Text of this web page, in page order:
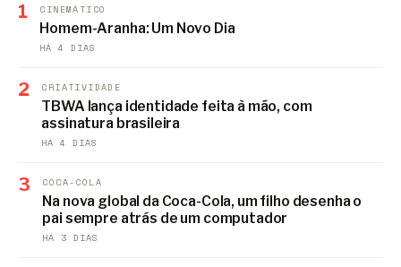
1 CINEMÁTICO
Homem-Aranha: Um Novo Dia
HÁ 4 DIAS
2 CRIATIVIDADE
TBWA lança identidade feita à mão, com
assinatura brasileira
HÁ 4 DIAS
3 COCA-COLA
Na nova global da Coca-Cola, um filho desenha o
pai sempre atrás de um computador
HÁ 3 DIAS